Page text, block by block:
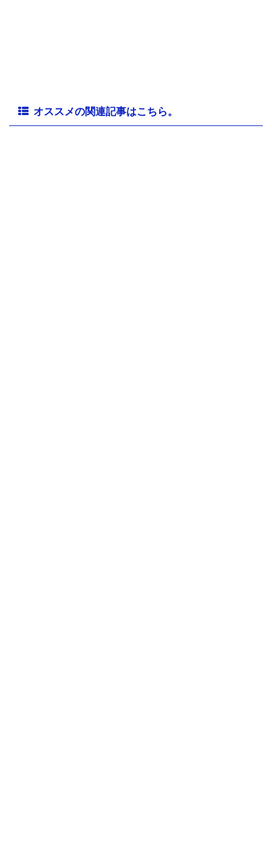
オススメの関連記事はこちら。